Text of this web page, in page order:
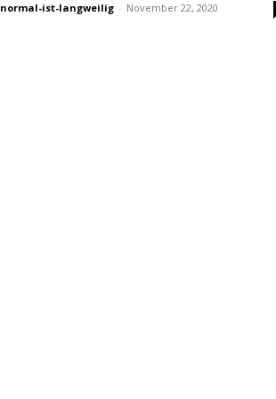
normal-ist-langweilig - November 22, 2020